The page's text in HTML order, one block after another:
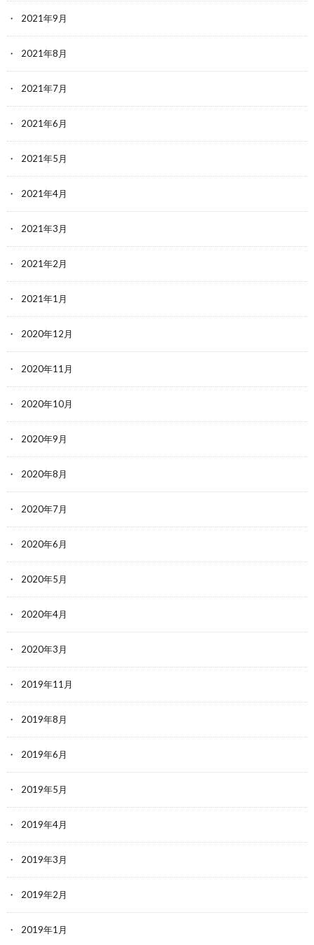
2021年9月
2021年8月
2021年7月
2021年6月
2021年5月
2021年4月
2021年3月
2021年2月
2021年1月
2020年12月
2020年11月
2020年10月
2020年9月
2020年8月
2020年7月
2020年6月
2020年5月
2020年4月
2020年3月
2019年11月
2019年8月
2019年6月
2019年5月
2019年4月
2019年3月
2019年2月
2019年1月